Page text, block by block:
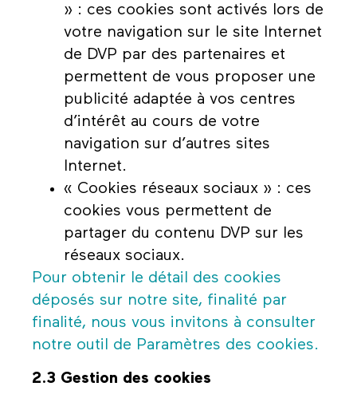
» : ces cookies sont activés lors de
votre navigation sur le site Internet
de DVP par des partenaires et
permettent de vous proposer une
publicité adaptée à vos centres
d’intérêt au cours de votre
navigation sur d’autres sites
Internet.
« Cookies réseaux sociaux » : ces
cookies vous permettent de
partager du contenu DVP sur les
réseaux sociaux.
Pour obtenir le détail des cookies
déposés sur notre site, finalité par
finalité, nous vous invitons à consulter
notre outil de Paramètres des cookies.
2.3 Gestion des cookies